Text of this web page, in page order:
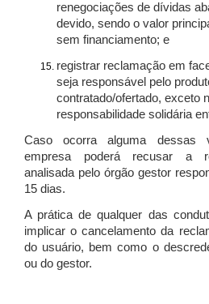
renegociações de dívidas
devido, sendo o valor
sem financiamento; e
registrar reclamação em
seja responsável pelo
contratado/ofertado, exceto
responsabilidade solidária
Caso ocorra alguma dessas
empresa poderá recusar a
analisada pelo órgão gestor
15 dias.
A prática de qualquer das
implicar o cancelamento da
do usuário, bem como o
ou do gestor.